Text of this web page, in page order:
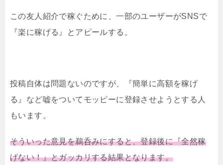
この友人紹介で稼ぐために、一部のユーザーがSNSで
『楽に稼げる』とアピールする。
投稿自体は問題ないのですが、『簡単に高額を稼げ
る』など嘘をついてモッピーに登録させようとする人
もいます。
そういった意見を鵜呑みにすると、登録後に『全然稼
げない！』とガッカリする結果となります。